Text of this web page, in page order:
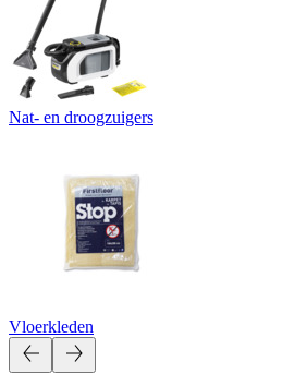
Nat- en droogzuigers
Vloerkleden